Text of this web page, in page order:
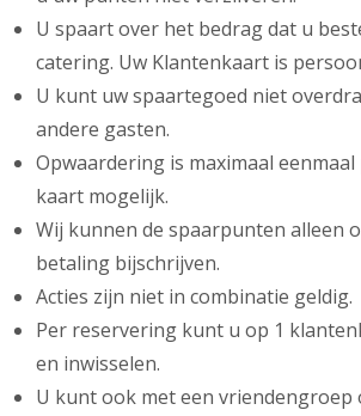
U spaart over het bedrag dat u
catering. Uw Klantenkaart is
U kunt uw spaartegoed niet
andere gasten.
Opwaardering is maximaal
kaart mogelijk.
Wij kunnen de spaarpunten alleen
betaling bijschrijven.
Acties zijn niet in combinatie geldig.
Per reservering kunt u op 1
en inwisselen.
U kunt ook met een vriendengroep